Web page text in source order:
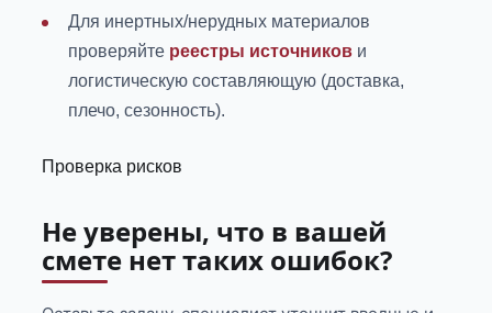
Для инертных/нерудных материалов
проверяйте реестры источников и
логистическую составляющую (доставка,
плечо, сезонность).
Проверка рисков
Не уверены, что в вашей
смете нет таких ошибок?